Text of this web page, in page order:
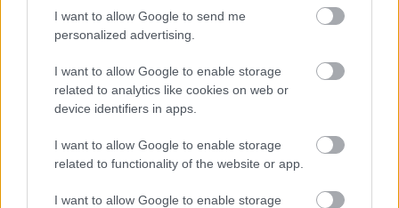
I want to allow Google to send me
personalized advertising.
I want to allow Google to enable storage
related to analytics like cookies on web or
device identifiers in apps.
I want to allow Google to enable storage
related to functionality of the website or app.
I want to allow Google to enable storage